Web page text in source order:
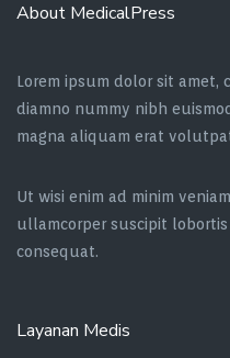
About MedicalPress
Lorem ipsum dolor sit amet,
diamno nummy nibh
magna aliquam erat
Ut wisi enim ad minim
ullamcorper suscipit
consequat.
Layanan Medis